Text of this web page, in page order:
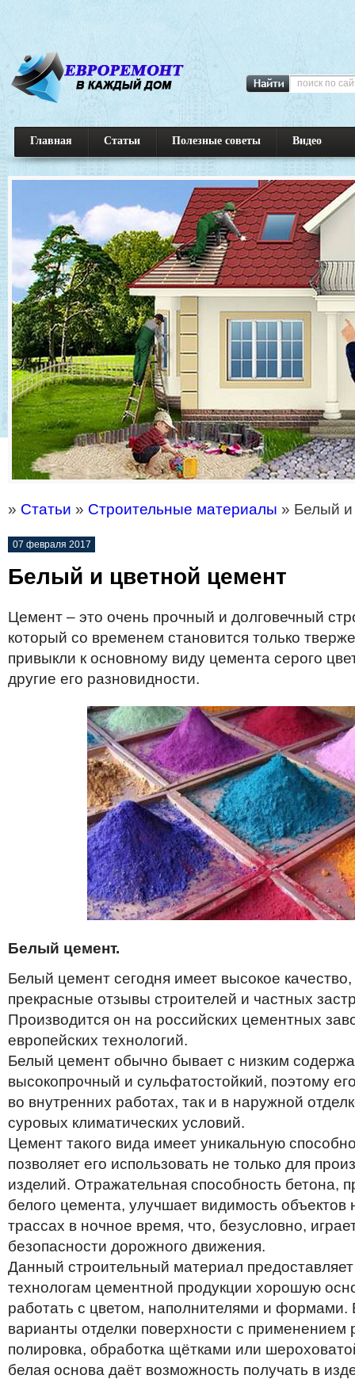
Главная Статьи Полезные советы Видео
» Статьи » Строительные материалы » Белый
07 февраля 2017
Белый и цветной цемент
Цемент – это очень прочный и долговечный
который со временем становится только
привыкли к основному виду цемента серого
другие его разновидности.
Белый цемент.
Белый цемент сегодня имеет высокое
прекрасные отзывы строителей и частных
Производится он на российских цементных
европейских технологий.
Белый цемент обычно бывает с низким
высокопрочный и сульфатостойкий, поэтому
во внутренних работах, так и в наружной
суровых климатических условий.
Цемент такого вида имеет уникальную
позволяет его использовать не только для
изделий. Отражательная способность бетона,
белого цемента, улучшает видимость
трассах в ночное время, что, безусловно,
безопасности дорожного движения.
Данный строительный материал
технологам цементной продукции хорошую
работать с цветом, наполнителями и
варианты отделки поверхности с применением
полировка, обработка щётками или
белая основа даёт возможность получать в